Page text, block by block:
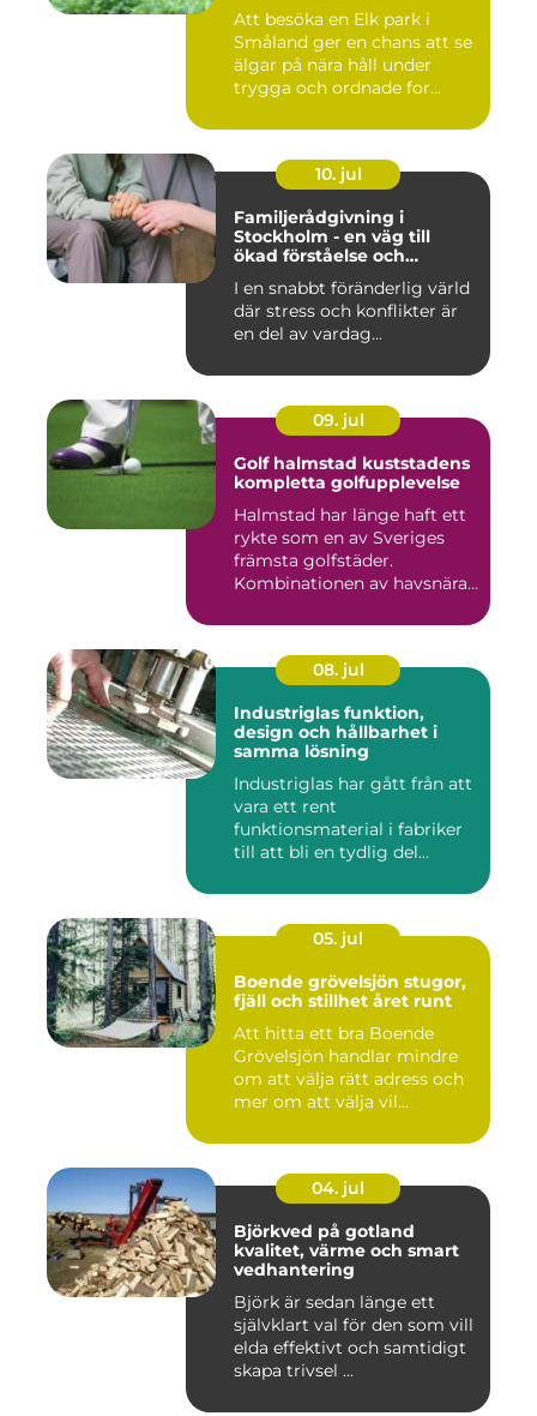
Att besöka en Elk park i
Småland ger en chans att se
älgar på nära håll under
trygga och ordnade for...
10. jul
Familjerådgivning i
Stockholm - en väg till
ökad förståelse och
I en snabbt föränderlig värld
där stress och konflikter är
en del av vardag...
09. jul
Golf halmstad kuststadens
kompletta golfupplevelse
Halmstad har länge haft ett
rykte som en av Sveriges
främsta golfstäder.
Kombinationen av havsnära
08. jul
Industriglas funktion,
design och hållbarhet i
samma lösning
Industriglas har gått från att
vara ett rent
funktionsmaterial i fabriker
till att bli en tydlig del...
05. jul
Boende grövelsjön stugor,
fjäll och stillhet året runt
Att hitta ett bra Boende
Grövelsjön handlar mindre
om att välja rätt adress och
mer om att välja vil...
04. jul
Björkved på gotland
kvalitet, värme och smart
vedhantering
Björk är sedan länge ett
självklart val för den som vill
elda effektivt och samtidigt
skapa trivsel ...